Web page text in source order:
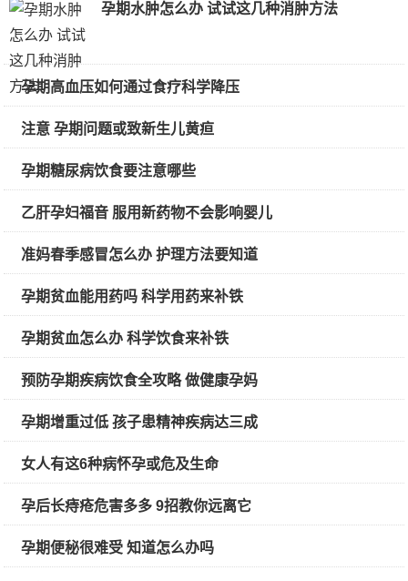
孕期水肿怎么办 试试这几种消肿方法
孕期高血压如何通过食疗科学降压
注意 孕期问题或致新生儿黄疸
孕期糖尿病饮食要注意哪些
乙肝孕妇福音 服用新药物不会影响婴儿
准妈春季感冒怎么办 护理方法要知道
孕期贫血能用药吗 科学用药来补铁
孕期贫血怎么办 科学饮食来补铁
预防孕期疾病饮食全攻略 做健康孕妈
孕期增重过低 孩子患精神疾病达三成
女人有这6种病怀孕或危及生命
孕后长痔疮危害多多 9招教你远离它
孕期便秘很难受 知道怎么办吗